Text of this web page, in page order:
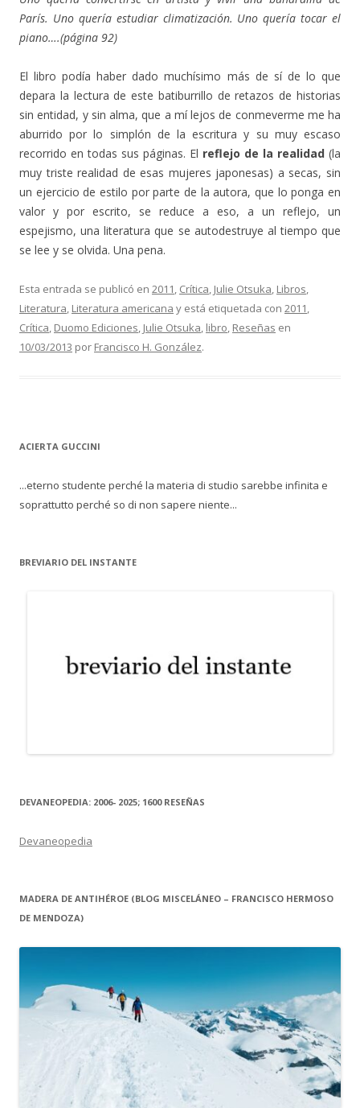
París. Uno quería estudiar climatización. Uno quería tocar el
piano….(página 92)
El libro podía haber dado muchísimo más de sí de lo que
depara la lectura de este batiburrillo de retazos de historias
sin entidad, y sin alma, que a mí lejos de conmeverme me ha
aburrido por lo simplón de la escritura y su muy escaso
recorrido en todas sus páginas. El reflejo de la realidad (la
muy triste realidad de esas mujeres japonesas) a secas, sin
un ejercicio de estilo por parte de la autora, que lo ponga en
valor y por escrito, se reduce a eso, a un reflejo, un
espejismo, una literatura que se autodestruye al tiempo que
se lee y se olvida. Una pena.
Esta entrada se publicó en 2011, Crítica, Julie Otsuka, Libros,
Literatura, Literatura americana y está etiquetada con 2011,
Crítica, Duomo Ediciones, Julie Otsuka, libro, Reseñas en
10/03/2013 por Francisco H. González.
ACIERTA GUCCINI
...eterno studente perché la materia di studio sarebbe infinita e
soprattutto perché so di non sapere niente...
BREVIARIO DEL INSTANTE
DEVANEOPEDIA: 2006- 2025; 1600 RESEÑAS
Devaneopedia
MADERA DE ANTIHÉROE (BLOG MISCELÁNEO – FRANCISCO HERMOSO
DE MENDOZA)